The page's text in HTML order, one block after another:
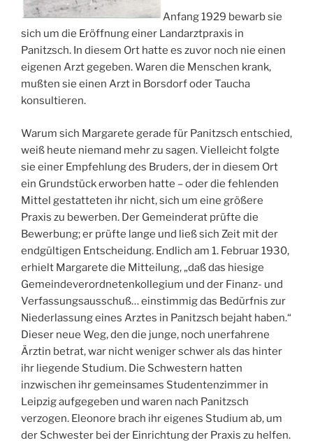
Anfang 1929 bewarb sie
sich um die Eröffnung einer Landarztpraxis in
Panitzsch. In diesem Ort hatte es zuvor noch nie einen
eigenen Arzt gegeben. Waren die Menschen krank,
mußten sie einen Arzt in Borsdorf oder Taucha
konsultieren.
Warum sich Margarete gerade für Panitzsch entschied,
weiß heute niemand mehr zu sagen. Vielleicht folgte
sie einer Empfehlung des Bruders, der in diesem Ort
ein Grundstück erworben hatte – oder die fehlenden
Mittel gestatteten ihr nicht, sich um eine größere
Praxis zu bewerben. Der Gemeinderat prüfte die
Bewerbung; er prüfte lange und ließ sich Zeit mit der
endgültigen Entscheidung. Endlich am 1. Februar 1930,
erhielt Margarete die Mitteilung, „daß das hiesige
Gemeindeverordnetenkollegium und der Finanz- und
Verfassungsausschuß… einstimmig das Bedürfnis zur
Niederlassung eines Arztes in Panitzsch bejaht haben.“
Dieser neue Weg, den die junge, noch unerfahrene
Ärztin betrat, war nicht weniger schwer als das hinter
ihr liegende Studium. Die Schwestern hatten
inzwischen ihr gemeinsames Studentenzimmer in
Leipzig aufgegeben und waren nach Panitzsch
verzogen. Eleonore brach ihr eigenes Studium ab, um
der Schwester bei der Einrichtung der Praxis zu helfen.